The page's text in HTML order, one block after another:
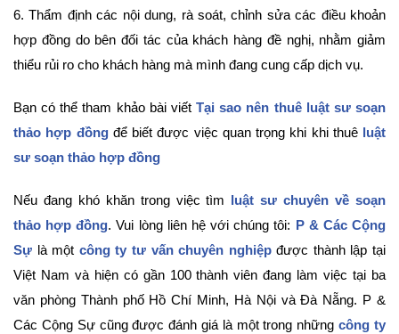
6. Thẩm định các nội dung, rà soát, chỉnh sửa các điều khoản
hợp đồng do bên đối tác của khách hàng đề nghị, nhằm giảm
thiểu rủi ro cho khách hàng mà mình đang cung cấp dịch vụ.
Bạn có thể tham khảo bài viếtTại sao nên thuê luật sư soạn
thảo hợp đồngđể biết được việc quan trọng khi khi thuê luật
sư soạn thảo hợp đồng
Nếu đang khó khăn trong việc tìm luật sư chuyên về soạn
thảo hợp đồng. Vui lòng liên hệ với chúng tôi: P & Các Cộng
Sự là một công ty tư vấn chuyên nghiệpđược thành lập tại
Việt Nam và hiện có gần 100 thành viên đang làm việc tại ba
văn phòng Thành phố Hồ Chí Minh, Hà Nội và Đà Nẵng. P &
Các Cộng Sự cũng được đánh giá là một trong nhữngcông ty